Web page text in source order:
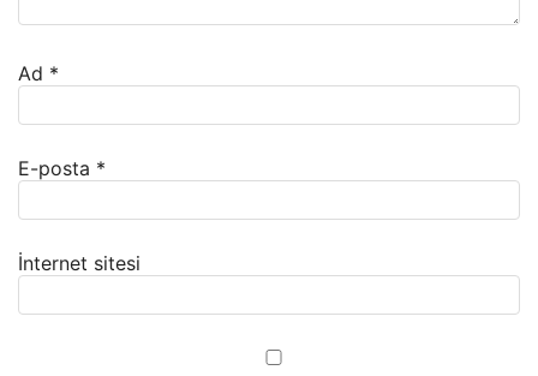
Ad *
E-posta *
İnternet sitesi